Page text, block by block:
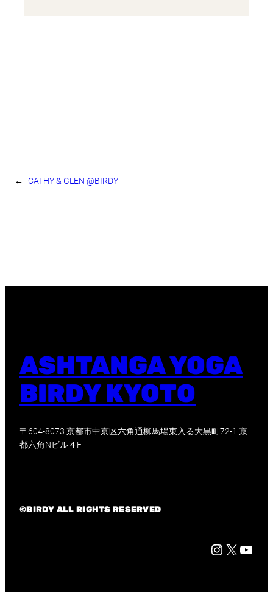
← CATHY & GLEN @BIRDY
ASHTANGA YOGA
BIRDY KYOTO
〒604-8073 京都市中京区六角通柳馬場東入る大黒町72-1 京
都六角Nビル４F
©BIRDY ALL RIGHTS RESERVED
Instagram X 京都市中心部に位置する Birdy yoga studio